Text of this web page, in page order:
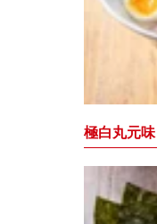
極白丸元味